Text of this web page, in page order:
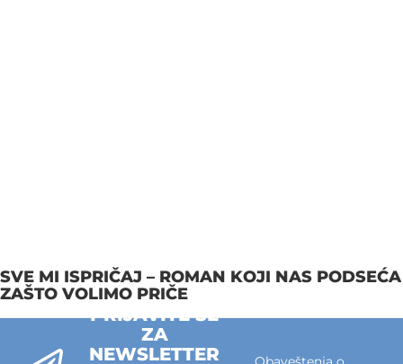
SVE MI ISPRIČAJ – ROMAN KOJI NAS PODSEĆA
ZAŠTO VOLIMO PRIČE
PRIJAVITE SE
ZA
NEWSLETTER